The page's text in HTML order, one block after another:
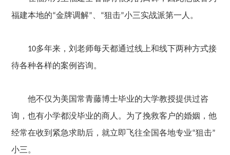
福建本地的“金牌调解” “狙击”小三实战派第一人。
10多年来，刘老师每天都通过线上和线下两种方式接
待各种各样的案例咨询。
他不仅为美国常青藤博士毕业的大学教授提供过咨
询，也有小学都没毕业的商人。为了挽救客户的婚姻，他
经常在收到紧急求助后，就立即飞往全国各地专业“狙击”
小三。